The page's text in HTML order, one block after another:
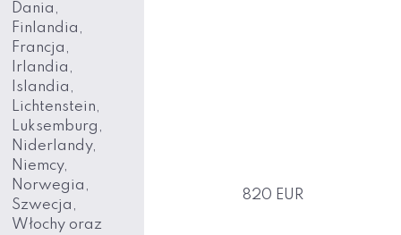
Dania,
Finlandia,
Francja,
Irlandia,
Islandia,
Lichtenstein,
Luksemburg,
Niderlandy,
Niemcy,
Norwegia,
Szwecja,
Włochy oraz
820 EUR